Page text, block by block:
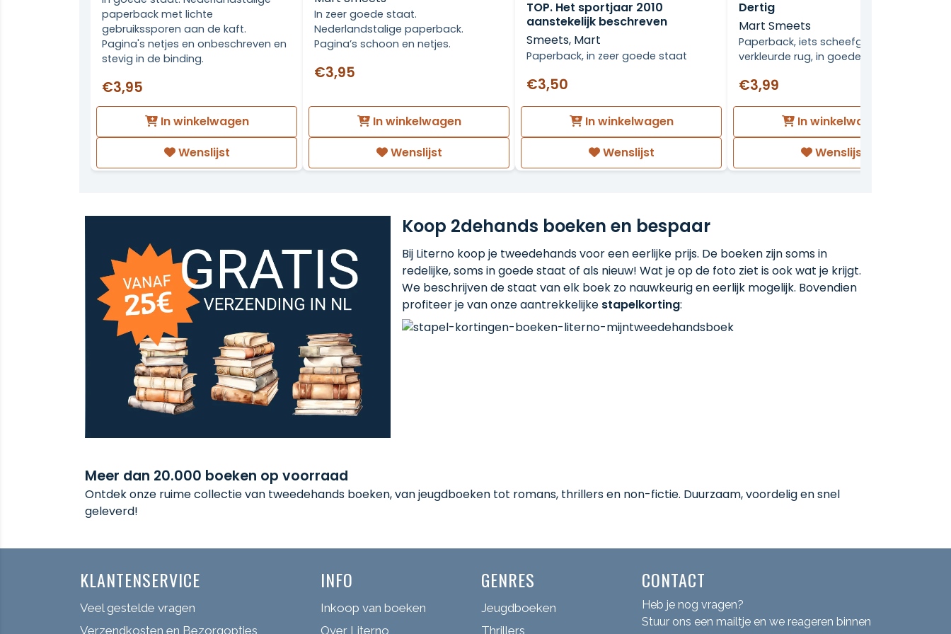
paperback met lichte
gebruikssporen aan de kaft.
Pagina's netjes en onbeschreven en
stevig in de binding.
€3,95
In winkelwagen
Wenslijst
In zeer goede staat.
Nederlandstalige paperback.
Pagina’s schoon en netjes.
€3,95
In winkelwagen
Wenslijst
TOP. Het sportjaar 2010
aanstekelijk beschreven
Smeets, Mart
Paperback, in zeer goede staat
€3,50
In winkelwagen
Wenslijst
Dertig
Mart Smeets
Paperback, iets scheefgelezen, licht
verkleurde rug, in goede staat.
€3,99
In winkelwagen
Wenslijst
Koop 2dehands boeken en bespaar
Bij Literno koop je tweedehands voor een eerlijke prijs. De boeken zijn soms in
redelijke, soms in goede staat of als nieuw! Wat je op de foto ziet is ook wat je krijgt.
We beschrijven de staat van elk boek zo nauwkeurig en eerlijk mogelijk. Bovendien
profiteer je van onze aantrekkelijke stapelkorting:
Meer dan 20.000 boeken op voorraad
Ontdek onze ruime collectie van tweedehands boeken, van jeugdboeken tot romans, thrillers en non-fictie. Duurzaam, voordelig en snel
geleverd!
KLANTENSERVICE
Veel gestelde vragen
Verzendkosten en Bezorgopties
INFO
Inkoop van boeken
Over Literno
GENRES
Jeugdboeken
Thrillers
CONTACT
Heb je nog vragen?
Stuur ons een mailtje en we reageren binnen